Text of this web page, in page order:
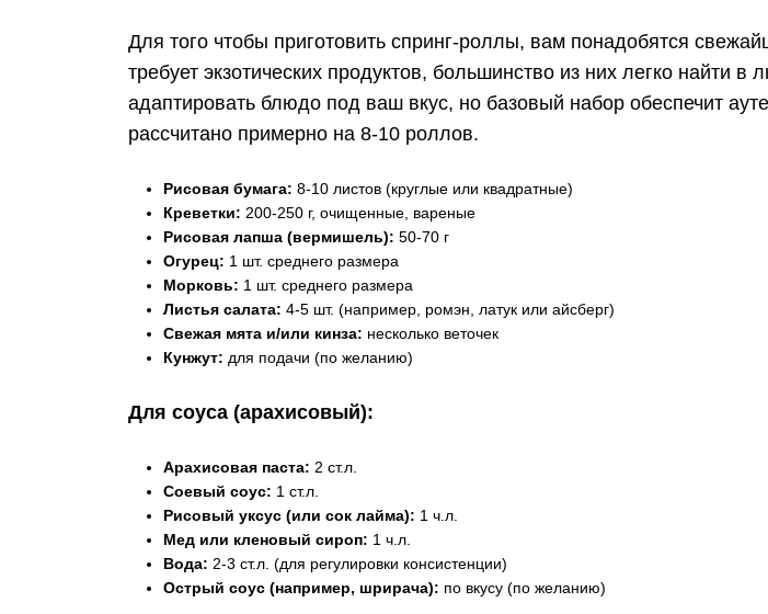
Для того чтобы приготовить спринг-роллы, вам понадобятся
требует экзотических продуктов, большинство из них легко найти
адаптировать блюдо под ваш вкус, но базовый набор обеспечит
рассчитано примерно на 8-10 роллов.
Рисовая бумага: 8-10 листов (круглые или квадратные)
Креветки: 200-250 г, очищенные, вареные
Рисовая лапша (вермишель): 50-70 г
Огурец: 1 шт. среднего размера
Морковь: 1 шт. среднего размера
Листья салата: 4-5 шт. (например, ромэн, латук или айсберг)
Свежая мята и/или кинза: несколько веточек
Кунжут: для подачи (по желанию)
Для соуса (арахисовый):
Арахисовая паста: 2 ст.л.
Соевый соус: 1 ст.л.
Рисовый уксус (или сок лайма): 1 ч.л.
Мед или кленовый сироп: 1 ч.л.
Вода: 2-3 ст.л. (для регулировки консистенции)
Острый соус (например, шрирача): по вкусу (по желанию)